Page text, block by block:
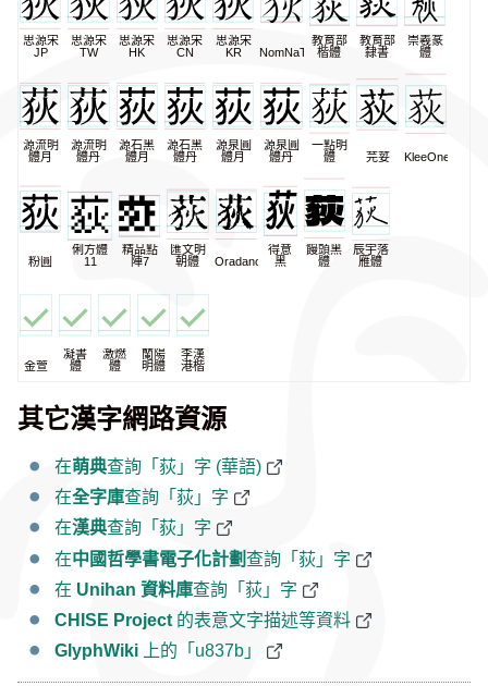
思源宋
JP
思源宋
TW
思源宋
HK
思源宋
CN
思源宋
KR
NomNaTong
教育部
楷體
教育部
隸書
崇羲篆
體
源流明
體月
源流明
體丹
源石黑
體月
源石黑
體丹
源泉圓
體月
源泉圓
體丹
一點明
體
芫荽 KleeOne
粉圓
俐方體
11
精品點
陣7
匯文明
朝體
Oradano
得意
黑
饅頭黑
體
辰宇落
雁體
金萱
凝書
體
激燃
體
蘭陽
明體
李漢
港楷
其它漢字網路資源
在萌典查詢「荻」字 (華語)
在全字庫查詢「荻」字
在漢典查詢「荻」字
在中國哲學書電子化計劃查詢「荻」字
在 Unihan 資料庫查詢「荻」字
CHISE Project 的表意文字描述等資料
GlyphWiki 上的「u837b」